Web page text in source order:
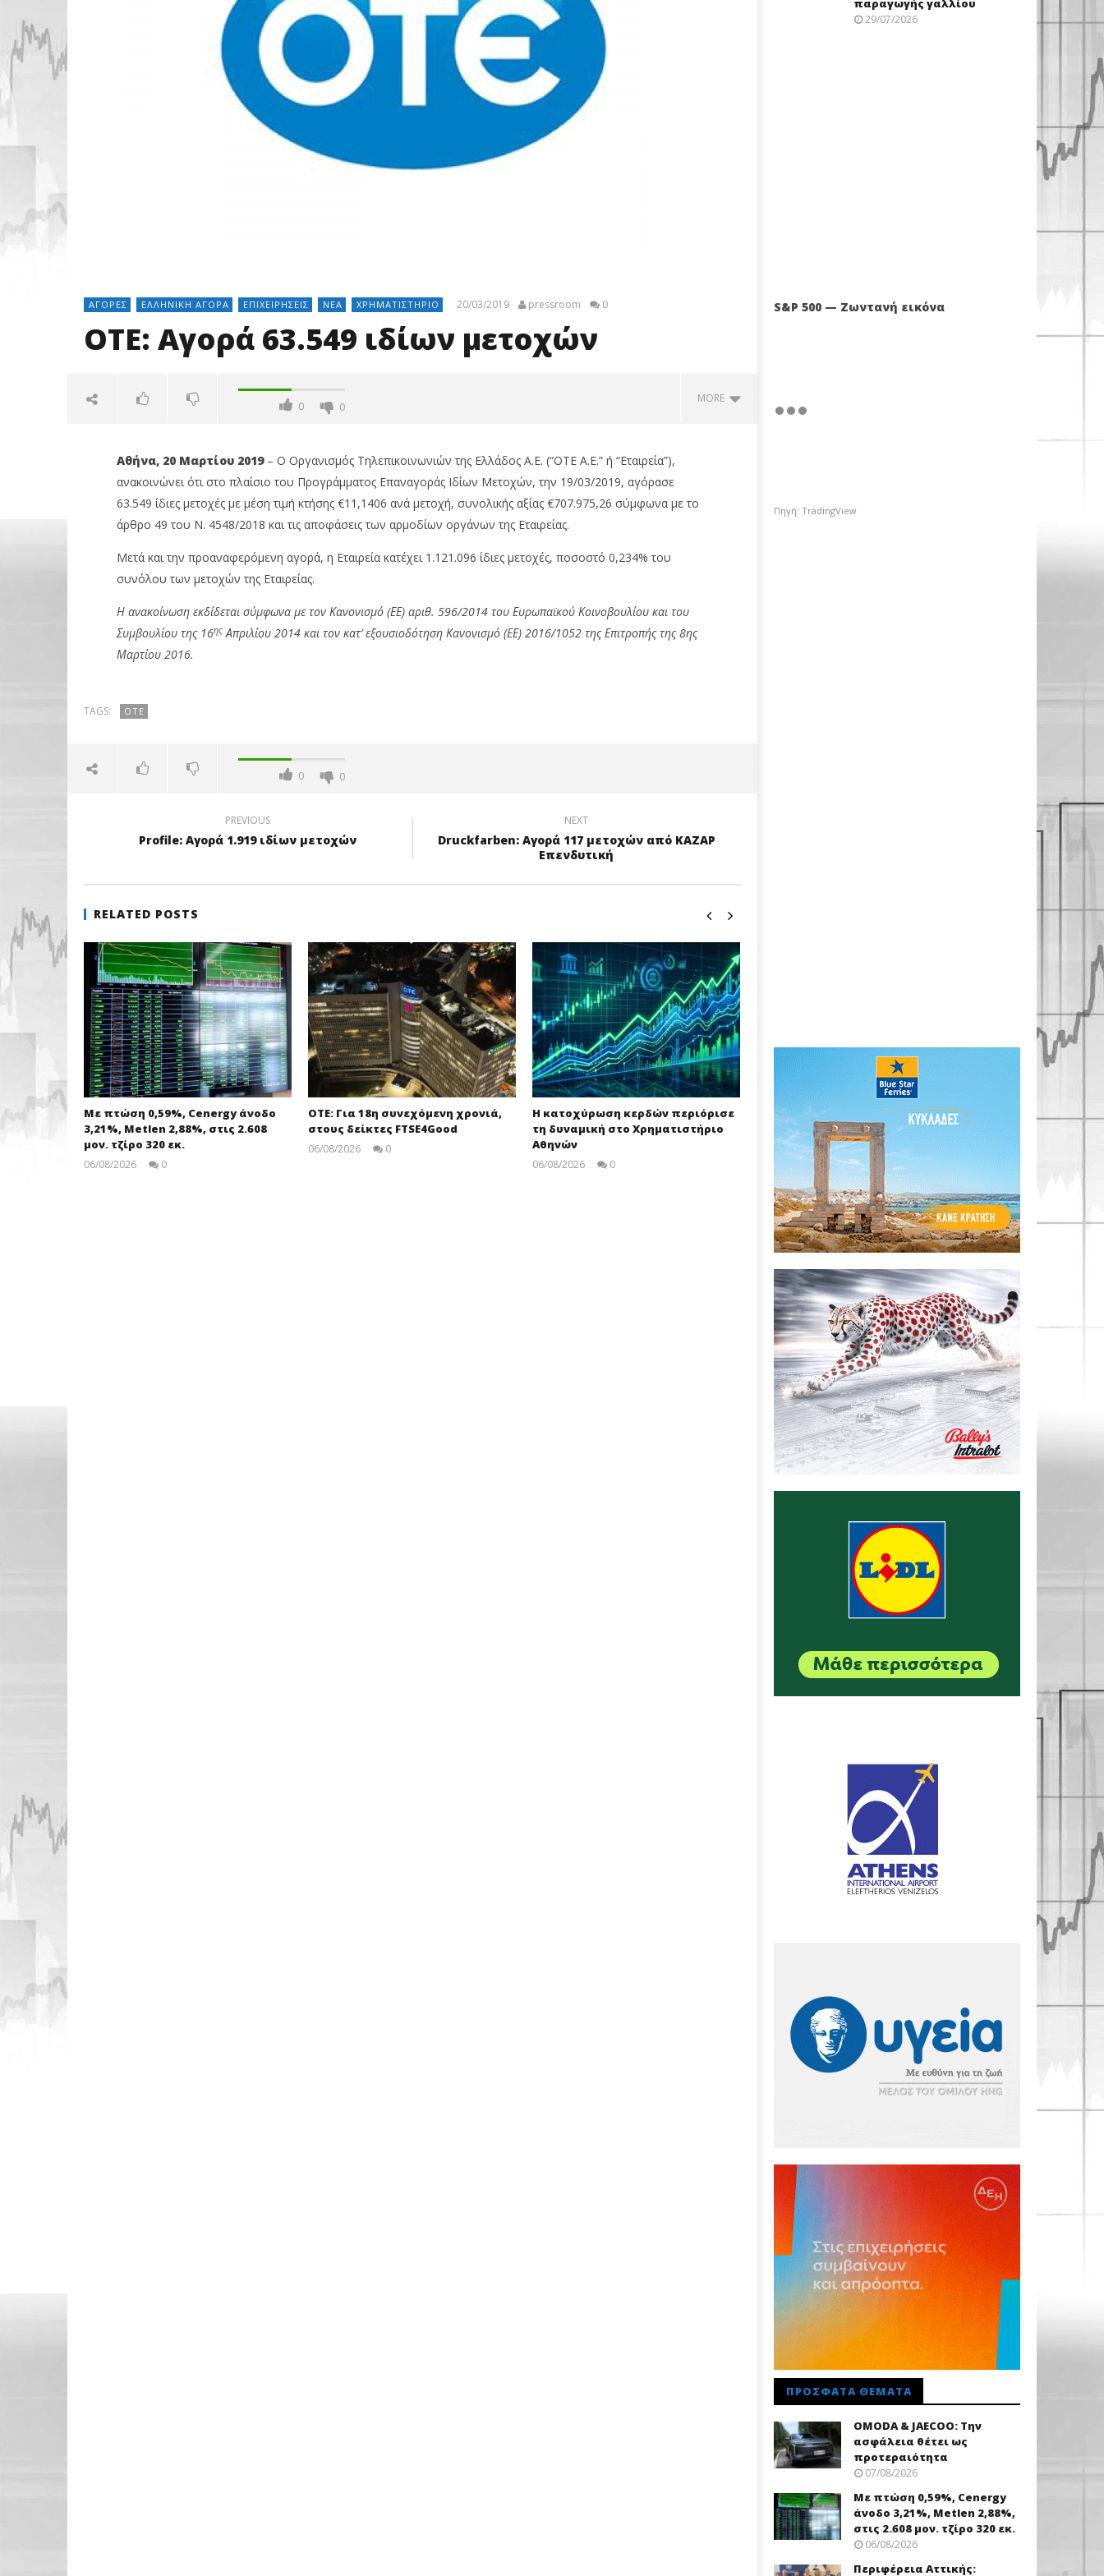
ΑΓΟΡΈΣ ΕΛΛΗΝΙΚΉ ΑΓΟΡΆ ΕΠΙΧΕΙΡΉΣΕΙΣ ΝΈΑ ΧΡΗΜΑΤΙΣΤΉΡΙΟ 20/03/2019 pressroom 0
ΟΤΕ: Αγορά 63.549 ιδίων μετοχών
0 0
MORE
NOW VIEWING
ΟΤΕ: Αγορά 63.549 ιδίων μετοχών
20/03/2019
pressroom
OMODA & JAECOO: Την ασφάλεια
θέτει ως προτεραιότητα
Με πτώση 0,59%, Cenergy άνοδο
3,21%, Metlen 2,88%, στις 2.608
μον. τζίρο 320 εκ.
Αθήνα, 20 Μαρτίου 2019 – O Οργανισμός Τηλεπικοινωνιών της Ελλάδος Α.Ε. (“ΟΤΕ Α.Ε.” ή “Εταιρεία”),
ανακοινώνει ότι στο πλαίσιο του Προγράμματος Επαναγοράς Ιδίων Μετοχών, την 19/03/2019, αγόρασε
63.549 ίδιες μετοχές με μέση τιμή κτήσης €11,1406 ανά μετοχή, συνολικής αξίας €707.975,26 σύμφωνα με το
άρθρο 49 του Ν. 4548/2018 και τις αποφάσεις των αρμοδίων οργάνων της Εταιρείας.
Μετά και την προαναφερόμενη αγορά, η Εταιρεία κατέχει 1.121.096 ίδιες μετοχές, ποσοστό 0,234% του
συνόλου των μετοχών της Εταιρείας.
Η ανακοίνωση εκδίδεται σύμφωνα με τον Κανονισμό (ΕΕ) αριθ. 596/2014 του Ευρωπαϊκού Κοινοβουλίου και του
Συμβουλίου της 16ηςΑπριλίου 2014 και τον κατ’ εξουσιοδότηση Κανονισμό (ΕΕ) 2016/1052 της Επιτροπής της 8ης
Μαρτίου 2016.
TAGS: OTE
0 0
PREVIOUS
Profile: Αγορά 1.919 ιδίων μετοχών
NEXT
Druckfarben: Αγορά 117 μετοχών από ΚΑΖΑΡ
Επενδυτική
RELATED POSTS
Με πτώση 0,59%, Cenergy άνοδο
3,21%, Metlen 2,88%, στις 2.608
μον. τζίρο 320 εκ.
06/08/2026
0
ΟΤΕ: Για 18η συνεχόμενη χρονιά,
στους δείκτες FTSE4Good
06/08/2026
0
Η κατοχύρωση κερδών περιόρισε
τη δυναμική στο Χρηματιστήριο
Αθηνών
06/08/2026
0
παραγωγής γαλλίου
29/07/2026
S&P 500 — Ζωντανή εικόνα
Πηγή: TradingView
ΠΡΌΣΦΑΤΑ ΘΈΜΑΤΑ
OMODA & JAECOO: Την
ασφάλεια θέτει ως
προτεραιότητα
07/08/2026
Με πτώση 0,59%, Cenergy
άνοδο 3,21%, Metlen 2,88%,
στις 2.608 μον. τζίρο 320 εκ.
06/08/2026
Περιφέρεια Αττικής: